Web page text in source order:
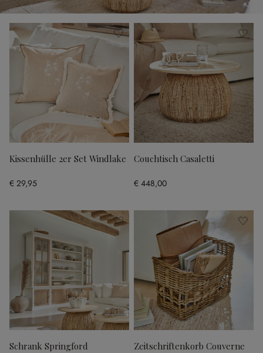
Kissenhülle 2er Set Windlake
€ 29,95
Couchtisch Casaletti
€ 448,00
Schrank Springford Zeitschriftenkorb Couverne